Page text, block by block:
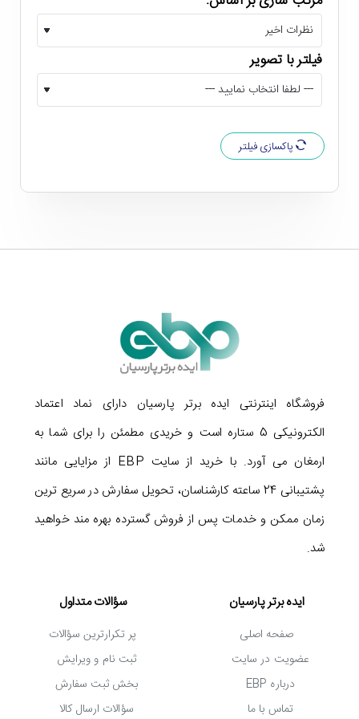
تاپ خود متصل کنید. این کیبورد با تمام نسخه های ویندوز،
لینوکس و مک سازگاری دارد و برای طیف وسیعی از کاربران
قابل استفاده خواهد بود. لازم به ذکر است که کابل این
صفحه کلید سادیتا
یک متر طول دارد و به کانکتور Type-A
مجهز است.
خرید کیبورد سادیتا مدل SK-1700
در مجموع معیارهایی مانند طراحی ارگونومیک، مجهز بودن
به کلیدهای مالتی مدیا و
قیمت کیبورد سادیتا مدل SK-
1700باعث شده تا این مدل به گزینه ای پرطرفدار در میان
کاربران خانگی و اداری تبدیل شود. در ادامه می توانید برخی
از مهم ترین مشخصات این کیبورد را مشاهده کنید:
دارای 3 کلید اختصاصی میانبر
دارای 6 کلید اختصاصی مالتی مدیا برای تنظیم میزان
صدا، پخش/ توقف و ترک بعدی/ قبلی
کلیدهای نرم و روان با سوئیچ ممبران
فیلتر با تصویر
پاکسازی فیلتر
فروشگاه اینترنتی ایده برتر پارسیان دارای نماد اعتماد
الکترونیکی 5 ستاره است و خریدی مطمئن را برای شما به
ارمغان می آورد. با خرید از سایت EBP از مزایایی مانند
پشتیبانی 24 ساعته کارشناسان، تحویل سفارش در سریع ترین
زمان ممکن و خدمات پس از فروش گسترده بهره مند خواهید
شد.
ایده برتر پارسیان
صفحه اصلی
عضویت در سایت
درباره EBP
تماس با ما
سؤالات متداول
پر تکرارترین سؤالات
ثبت نام و ویرایش
بخش ثبت سفارش
سؤالات ارسال کالا